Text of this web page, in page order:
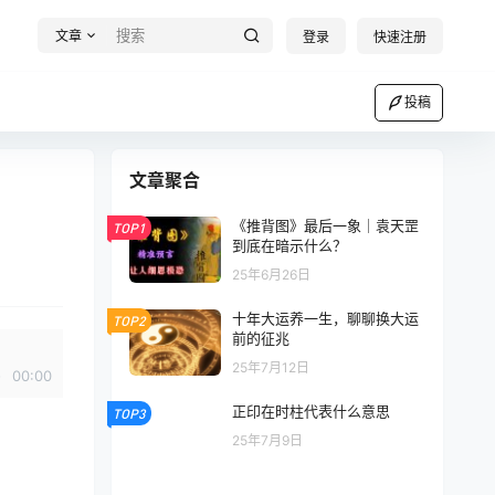
文章 登录 快速注册
投稿
00:00
文章聚合
TOP1
《推背图》最后一象｜袁天罡
到底在暗示什么？
25年6月26日
TOP2
十年大运养一生，聊聊换大运
前的征兆
25年7月12日
TOP3 正印在时柱代表什么意思
25年7月9日